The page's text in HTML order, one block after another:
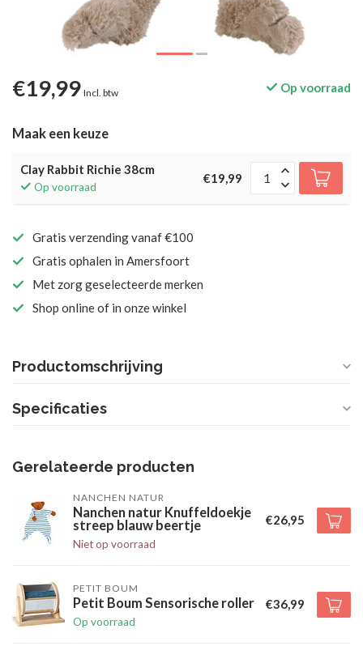
€19,99 Incl. btw Op voorraad
Maak een keuze
Clay Rabbit Richie 38cm
Op voorraad
€19,99
Gratis verzending vanaf €100
Gratis ophalen in Amersfoort
Met zorg geselecteerde merken
Shop online of in onze winkel
Productomschrijving
Specificaties
Gerelateerde producten
NANCHEN NATUR
Nanchen natur Knuffeldoekje
streep blauw beertje
Niet op voorraad
€26,95
PETIT BOUM
Petit Boum Sensorische roller
Op voorraad
€36,99